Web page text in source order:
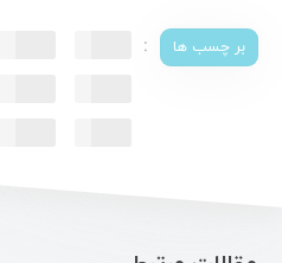
بر چسب ها :